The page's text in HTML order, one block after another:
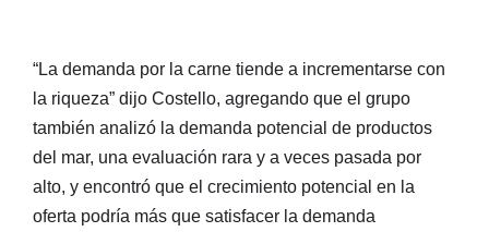
“La demanda por la carne tiende a incrementarse con
la riqueza” dijo Costello, agregando que el grupo
también analizó la demanda potencial de productos
del mar, una evaluación rara y a veces pasada por
alto, y encontró que el crecimiento potencial en la
oferta podría más que satisfacer la demanda